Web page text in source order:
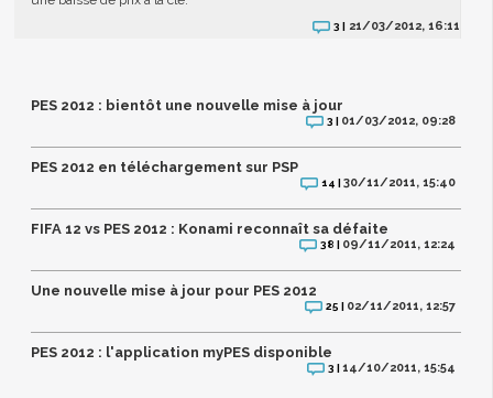
3 | 21/03/2012, 16:11
PES 2012 : bientôt une nouvelle mise à jour
3 | 01/03/2012, 09:28
PES 2012 en téléchargement sur PSP
14 |30/11/2011, 15:40
FIFA 12 vs PES 2012 : Konami reconnaît sa défaite
38 | 09/11/2011, 12:24
Une nouvelle mise à jour pour PES 2012
25 | 02/11/2011, 12:57
PES 2012 : l'application myPES disponible
3 |14/10/2011, 15:54